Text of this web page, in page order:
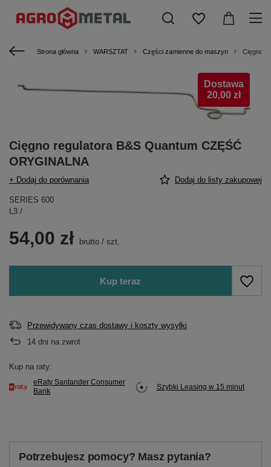
Strona główna WARSZTAT Części zamienne do maszyn Cięgno
Dostawa
20,00 zł
Cięgno regulatora B&S Quantum CZĘŚĆ
ORYGINALNA
+ Dodaj do porównania Dodaj do listy zakupowej
SERIES 600
L3 /
54,00 zł brutto / szt.
Kup teraz
Przewidywany czas dostawy i koszty wysyłki
14 dni na zwrot
Kup na raty:
eRaty Santander Consumer
Bank
Szybki Leasing w 15 minut
Potrzebujesz pomocy? Masz pytania?